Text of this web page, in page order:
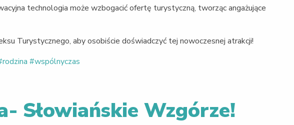
technologia może wzbogacić ofertę turystyczną, tworząc angażujące
Turystycznego, aby osobiście doświadczyć tej nowoczesnej atrakcji!
#wspólnyczas
Słowiańskie Wzgórze!